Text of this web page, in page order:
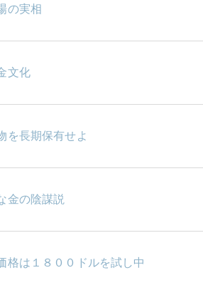
の実相
文化
を長期保有せよ
金の陰謀説
格は１８００ドルを試し中